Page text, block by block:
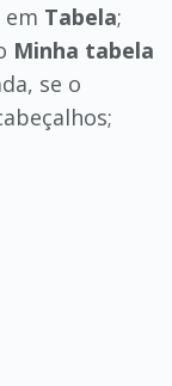
Tabela;
Minha tabela
se o